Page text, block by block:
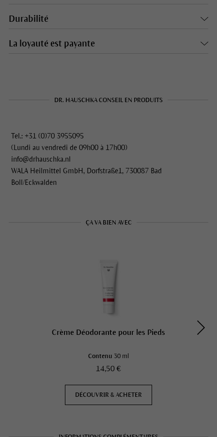
Durabilité
La loyauté est payante
DR. HAUSCHKA CONSEIL EN PRODUITS
Tel.: +31 (0)70 3955095
(Lundi au vendredi de 09h00 à 17h00)
info@drhauschka.nl
WALA Heilmittel GmbH, Dorfstraße1, 730087 Bad
Boll/Eckwalden
ÇA VA BIEN AVEC
Crème Déodorante pour les Pieds
Contenu 30 ml
14,50 €
DÉCOUVRIR & ACHETER